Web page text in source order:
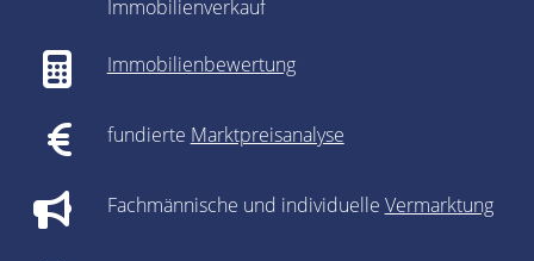
Immobilienverkauf
Immobilienbewertung
fundierte Marktpreisanalyse
Fachmännische und individuelle Vermarktung